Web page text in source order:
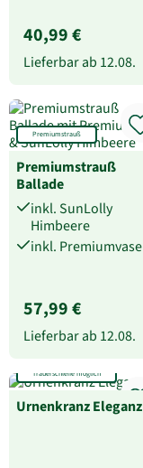
40,99 €
Lieferbar ab 12.08.
Premiumstrauß
Premiumstrauß
Ballade
inkl. SunLolly
Himbeere
inkl. Premiumvase
57,99 €
Lieferbar ab 12.08.
Trauerschleife möglich
Urnenkranz Eleganz